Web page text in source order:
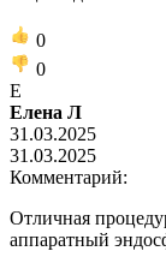
0
0
Е
Елена Л
31.03.2025
31.03.2025
Комментарий:
Отличная
аппаратный